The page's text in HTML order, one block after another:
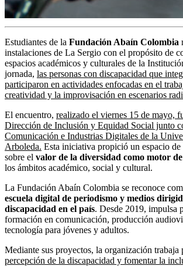
Estudiantes de la Fundación Abaín Colombia
instalaciones de La Sergio con el propósito de
espacios académicos y culturales de la
jornada, las personas con discapacidad que
participaron en actividades enfocadas en el
creatividad y la improvisación en escenarios
El encuentro, realizado el viernes 15 de mayo,
Dirección de Inclusión y Equidad Social junto
Comunicación e Industrias Digitales de la
Arboleda. Esta iniciativa propició un espacio
sobre el valor de la diversidad como motor
los ámbitos académico, social y cultural.
La Fundación Abaín Colombia se reconoce
escuela digital de periodismo y medios
discapacidad en el país. Desde 2019, impulsa
formación en comunicación, producción
tecnología para jóvenes y adultos.
Mediante sus proyectos, la organización trabaja
percepción de la discapacidad y fomentar la